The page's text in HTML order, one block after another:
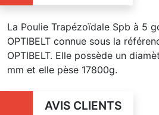
La Poulie Trapézoïdale Spb à 5
OPTIBELT connue sous la
OPTIBELT. Elle possède un
mm et elle pèse 17800g.
AVIS CLIENTS